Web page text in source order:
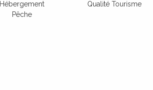
Hébergement
Pêche
Qualité Tourisme